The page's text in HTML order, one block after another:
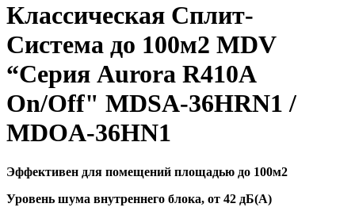
Классическая Сплит-
Система до 100м2 MDV
“Серия Aurora R410A
On/Off" MDSA-36HRN1 /
MDOA-36HN1
Эффективен для помещений площадью до 100м2
Уровень шума внутреннего блока, от 42 дБ(А)